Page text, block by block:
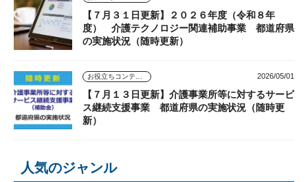
【７月３１日更新】２０２６年度（令和８年
度） 介護テクノロジー関連補助事業 都道府県
の実施状況（随時更新）
2026/05/01
【７月１３日更新】介護事業所等に対するサービ
ス継続支援事業 都道府県の実施状況（随時更
新）
人気のジャンル